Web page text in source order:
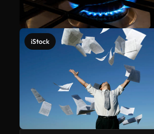
iStock